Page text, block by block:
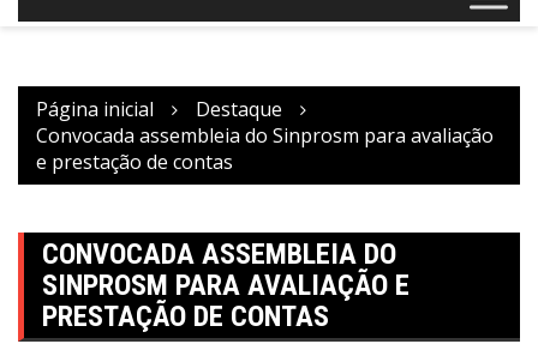
Página inicial
Destaque
Convocada assembleia do Sinprosm para avaliação
e prestação de contas
CONVOCADA ASSEMBLEIA DO
SINPROSM PARA AVALIAÇÃO E
PRESTAÇÃO DE CONTAS